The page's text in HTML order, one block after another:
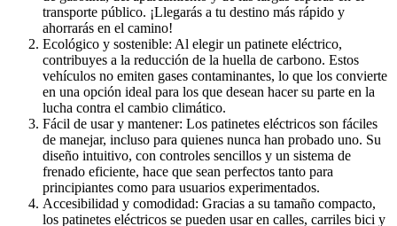
transporte público. ¡Llegarás a tu destino más rápido y
ahorrarás en el camino!
Ecológico y sostenible: Al elegir un patinete eléctrico,
contribuyes a la reducción de la huella de carbono. Estos
vehículos no emiten gases contaminantes, lo que los convierte
en una opción ideal para los que desean hacer su parte en la
lucha contra el cambio climático.
Fácil de usar y mantener: Los patinetes eléctricos son fáciles
de manejar, incluso para quienes nunca han probado uno. Su
diseño intuitivo, con controles sencillos y un sistema de
frenado eficiente, hace que sean perfectos tanto para
principiantes como para usuarios experimentados.
Accesibilidad y comodidad: Gracias a su tamaño compacto,
los patinetes eléctricos se pueden usar en calles, carriles bici y